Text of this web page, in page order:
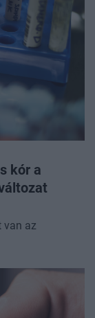
kór a
van az